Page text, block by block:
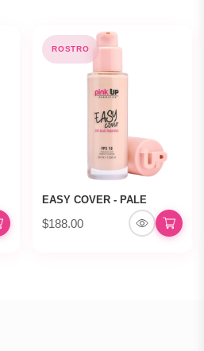
ROSTRO
EASY COVER - PALE
$188.00